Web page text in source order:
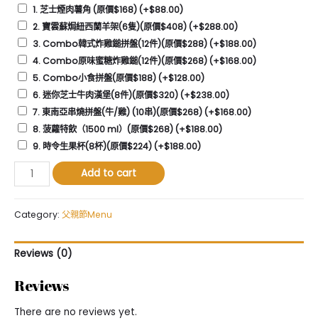
1. 芝士煙肉薯角 (原價$168)(+$88.00)
2. 寶雲蘇焗紐西蘭羊架(6隻)(原價$408)(+$288.00)
3. Combo韓式炸雞鎚拼盤(12件)(原價$288)(+$188.00)
4. Combo原味蜜糖炸雞鎚(12件)(原價$268)(+$168.00)
5. Combo小食拼盤(原價$188)(+$128.00)
6. 迷你芝士牛肉漢堡(8件)(原價$320)(+$238.00)
7. 東南亞串燒拼盤(牛/雞) (10串)(原價$268)(+$168.00)
8. 菠蘿特飲（1500 ml）(原價$268)(+$188.00)
9. 時令生果杯(8杯)(原價$224)(+$188.00)
親
Menu(3-
⼈
)
Add to cart
Category: 父親節Menu
Reviews (0)
Reviews
There are no reviews yet.